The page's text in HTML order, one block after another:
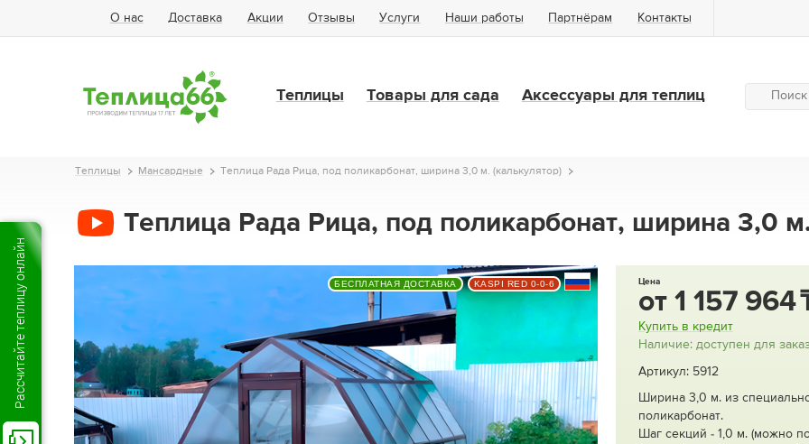
О нас Доставка Акции Отзывы Услуги Наши работы Партнёрам Контакты
Теплицы Товары для сада Аксессуары для теплиц
Теплицы Мансардные Теплица Рада Рица, под поликарбонат, ширина 3,0 м. (калькулятор)
Теплица Рада Рица, под поликарбонат, ширина 3,0
БЕСПЛАТНАЯ ДОСТАВКА KASPI RED 0-0-6 Цена
от 1 157 964
Купить в кредит
Наличие: доступен для
Артикул: 5912
Ширина 3,0 м. из
поликарбонат.
Шаг секций - 1,0 м. (можно
Рассчитайте теплицу онлайн